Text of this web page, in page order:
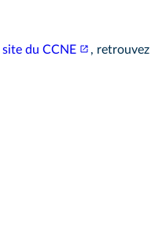
site du CCNE ,